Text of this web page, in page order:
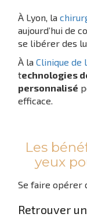
À Lyon, la
aujourd’hui de
se libérer des
À laClinique de
technologies
personnalisé
efficace.
Les
yeux
Se faire opérer
Retrouver